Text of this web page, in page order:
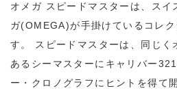
オメガ スピードマスターは、スイ
ガ(OMEGA)が手掛けているコレ
す。 スピードマスターは、同じく
あるシーマスターにキャリバー
ー・クロノグラフにヒントを得て